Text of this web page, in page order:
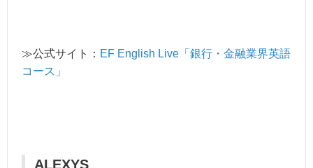
≫公式サイト： EF English Live「銀行・金融業界英語
コース」
ALEXYS